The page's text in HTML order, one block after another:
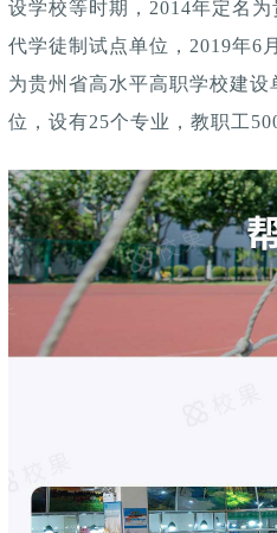
设学校等时期，2014年定名
代学徒制试点单位，2019年6
为贵州省高水平高职学校建
位，设有25个专业，教职工